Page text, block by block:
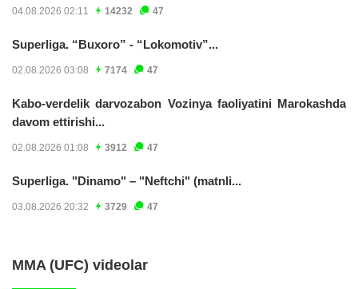
04.08.2026 02:11 14232 47
Superliga. “Buxoro” - “Lokomotiv”...
02.08.2026 03:08 7174 47
Kabo-verdelik darvozabon Vozinya faoliyatini Marokashda
davom ettirishi...
02.08.2026 01:08 3912 47
Superliga. "Dinamo" – "Neftchi" (matnli...
03.08.2026 20:32 3729 47
MMA (UFC) videolar